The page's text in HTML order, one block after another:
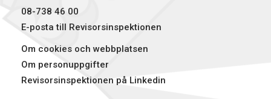
08-738 46 00
E-posta till Revisorsinspektionen
Om cookies och webbplatsen
Om personuppgifter
Revisorsinspektionen på Linkedin